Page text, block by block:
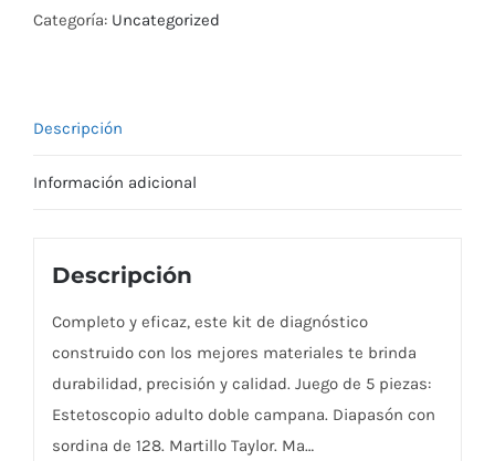
cantidad
Categoría: Uncategorized
Descripción
Información adicional
Descripción
Completo y eficaz, este kit de diagnóstico
construido con los mejores materiales te brinda
durabilidad, precisión y calidad. Juego de 5 piezas:
Estetoscopio adulto doble campana. Diapasón con
sordina de 128. Martillo Taylor. Ma…